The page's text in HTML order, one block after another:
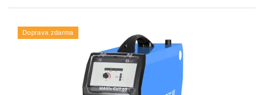
Doprava zdarma